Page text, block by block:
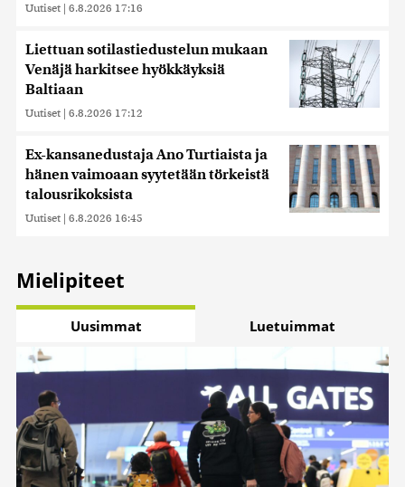
Uutiset | 6.8.2026 17:16
Liettuan sotilastiedustelun mukaan
Venäjä harkitsee hyökkäyksiä
Baltiaan
Uutiset | 6.8.2026 17:12
Ex-kansanedustaja Ano Turtiaista ja
hänen vaimoaan syytetään törkeistä
talousrikoksista
Uutiset | 6.8.2026 16:45
Mielipiteet
Uusimmat Luetuimmat